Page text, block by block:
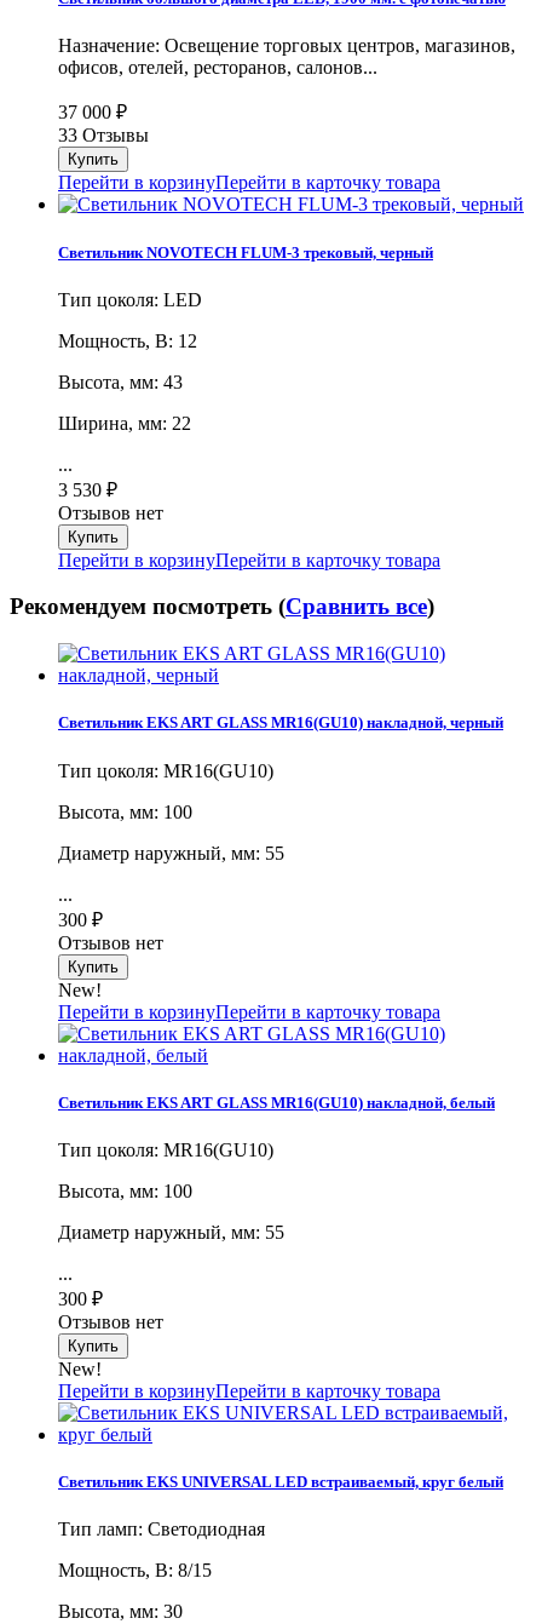
Назначение: Освещение торговых центров, магазинов,
офисов, отелей, ресторанов, салонов...
37 000 ₽
33 Отзывы
Перейти в корзинуПерейти в карточку товара
Светильник NOVOTECH FLUM-3 трековый, черный
Тип цоколя: LED
Мощность, В: 12
Высота, мм: 43
Ширина, мм: 22
...
3 530 ₽
Отзывов нет
Перейти в корзинуПерейти в карточку товара
Рекомендуем посмотреть (Сравнить все)
Светильник EKS ART GLASS MR16(GU10) накладной, черный
Тип цоколя: MR16(GU10)
Высота, мм: 100
Диаметр наружный, мм: 55
...
300 ₽
Отзывов нет
New!
Перейти в корзинуПерейти в карточку товара
Светильник EKS ART GLASS MR16(GU10) накладной, белый
Тип цоколя: MR16(GU10)
Высота, мм: 100
Диаметр наружный, мм: 55
...
300 ₽
Отзывов нет
New!
Перейти в корзинуПерейти в карточку товара
Светильник EKS UNIVERSAL LED встраиваемый, круг белый
Тип ламп: Светодиодная
Мощность, В: 8/15
Высота, мм: 30